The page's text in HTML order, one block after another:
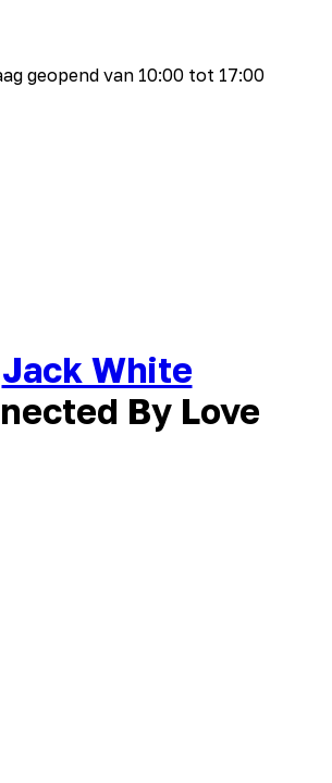
geopend van 10:00 tot 17:00
Jack White
By Love